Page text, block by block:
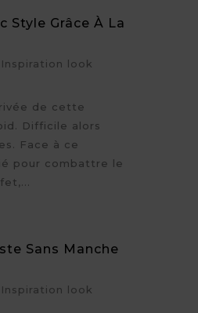
Style Grâce À La
Inspiration look
de cette
Difficile alors
Face à ce
pour combattre le
Sans Manche
Inspiration look